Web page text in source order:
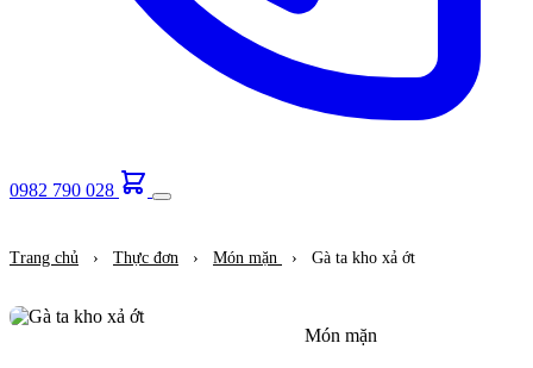
0982 790 028
Trang chủ › Thực đơn › Món mặn › Gà ta kho xả ớt
Món mặn